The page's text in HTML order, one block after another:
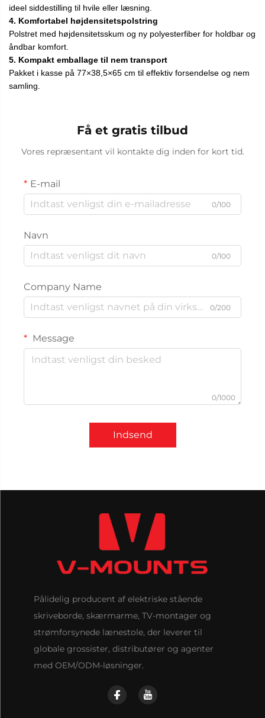
ideel siddestilling til hvile eller læsning.
4. Komfortabel højdensitetspolstring
Polstret med højdensitetsskum og ny polyesterfiber for holdbar og
åndbar komfort.
5. Kompakt emballage til nem transport
Pakket i kasse på 77×38,5×65 cm til effektiv forsendelse og nem
samling.
Få et gratis tilbud
Vores repræsentant vil kontakte dig inden for kort tid.
E-mail
0/100
Navn
0/100
Company Name
0/200
Message
0/1000
Indsend
Pålidelig producent af elektriske stående
skriveborde, skærmarme, TV-montager og
strømforsynede lænestole, der leverer til
globale grossister, distributører og agenter
med OEM/ODM-løsninger.